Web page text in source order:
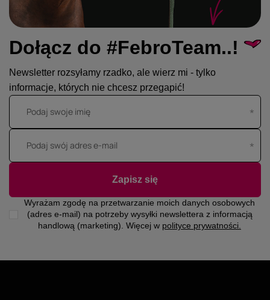
Dołącz do #FebroTeam..!
Newsletter rozsyłamy rzadko, ale wierz mi - tylko
informacje, których nie chcesz przegapić!
Podaj swoje imię
Podaj swój adres e-mail
Wyrażam zgodę na przetwarzanie moich danych osobowych
(adres e-mail) na potrzeby wysyłki newslettera z informacją
handlową (marketing). Więcej w polityce prywatności.
Zapisz się